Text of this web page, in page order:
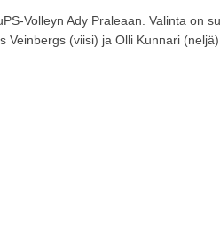
Volleyn Ady Praleaan. Valinta on
(viisi) ja Olli Kunnari (neljä).